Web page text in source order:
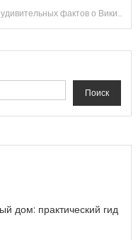
7 удивительных фактов о Википедии
Поиск
дом: практический гид